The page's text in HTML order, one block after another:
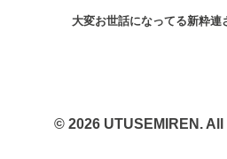
大変お世話になってる新粋連
© 2026 UTUSEMIREN.